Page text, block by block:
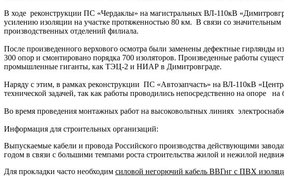
В ходе реконструкции ПС «Чердаклы» на магистральных ВЛ-110кВ
усилению изоляции на участке протяженностью 80 км. В связи со
производственных отделений филиала.
После произведенного верхового осмотра были заменены дефектные гирлянды
300 опор и смонтировано порядка 700 изоляторов. Произведенные работы
промышленные гиганты, как ТЭЦ-2 и НИАР в Димитровграде.
Наряду с этим, в рамках реконструкции ПС «Автозапчасть» на ВЛ-110кВ
технической задачей, так как работы проводились непосредственно на опоре
Во время проведения монтажных работ на высоковольтных линиях
Информация для строительных организаций:
Выпускаемые кабели и провода Российского производства действующими
годом в связи с большими темпами роста строительства жилой и нежилой
Для прокладки часто необходим силовой негорючий кабель ВВГнг с ПВХ